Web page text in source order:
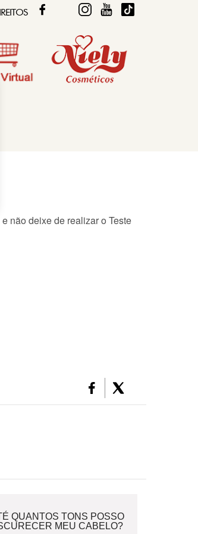
FACEBOOK
TWITTERFIQUE DIVAFIQUE DIVA
não deixe de realizar o Teste
QUANTOS TONS POSSO
MEU CABELO?